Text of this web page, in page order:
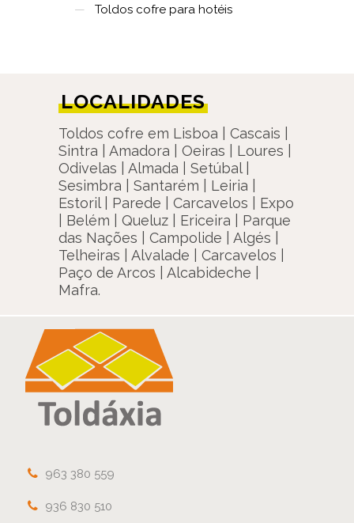
—
Toldos cofre para hotéis
LOCALIDADES
Toldos cofre em Lisboa | Cascais |
Sintra | Amadora | Oeiras | Loures |
Odivelas | Almada | Setúbal |
Sesimbra | Santarém | Leiria |
Estoril | Parede | Carcavelos | Expo
| Belém | Queluz | Ericeira | Parque
das Nações | Campolide | Algés |
Telheiras | Alvalade | Carcavelos |
Paço de Arcos | Alcabideche |
Mafra.
963 380 559
936 830 510